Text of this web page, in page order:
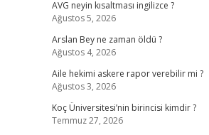
AVG neyin kısaltması ingilizce ?
Ağustos 5, 2026
Arslan Bey ne zaman öldü ?
Ağustos 4, 2026
Aile hekimi askere rapor verebilir mi ?
Ağustos 3, 2026
Koç Üniversitesi’nin birincisi kimdir ?
Temmuz 27, 2026